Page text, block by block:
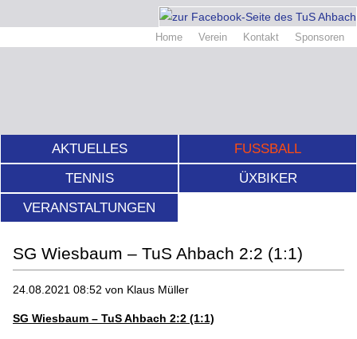
Home Verein Kontakt Sponsoren
AKTUELLES
FUSSBALL
TENNIS
ÜXBIKER
VERANSTALTUNGEN
SG Wiesbaum – TuS Ahbach 2:2 (1:1)
24.08.2021 08:52 von Klaus Müller
SG Wiesbaum – TuS Ahbach 2:2 (1:1)